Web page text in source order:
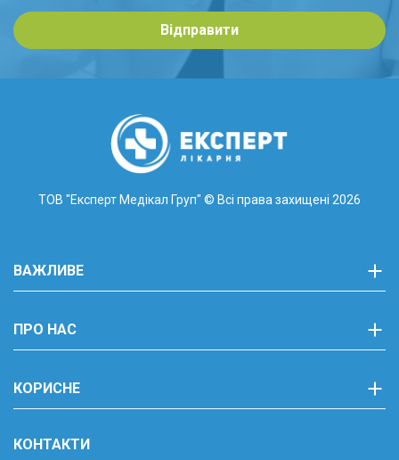
Відправити
ТОВ "Експерт Медікал Груп" © Всі права захищені 2026
ВАЖЛИВЕ
ПРО НАС
КОРИСНЕ
КОНТАКТИ